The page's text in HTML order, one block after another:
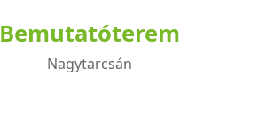
változatok
Bemutatóterem
Nagytarcsán